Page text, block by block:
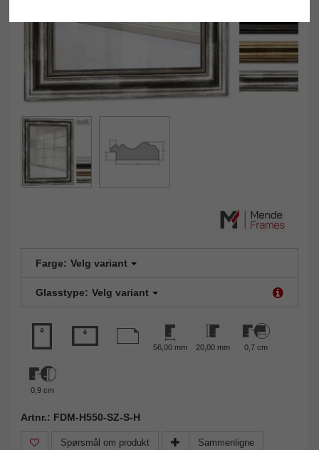
Farge: Velg variant
Glasstype: Velg variant
56,00 mm 20,00 mm 0,7 cm
0,9 cm
Artnr.: FDM-H550-SZ-S-H
Spørsmål om produkt Sammenligne